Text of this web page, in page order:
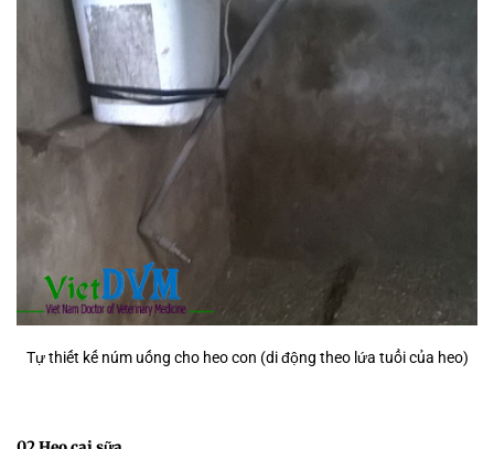
Tự thiết kế núm uống cho heo con (di động theo lứa tuổi của heo)